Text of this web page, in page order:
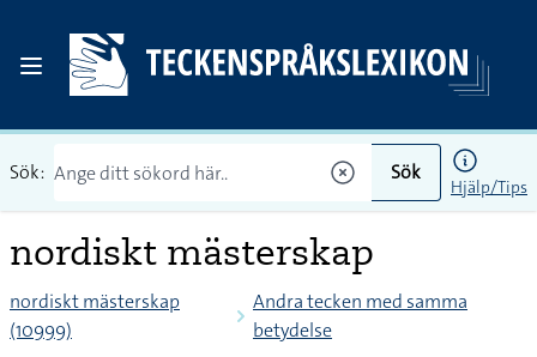
Sök: Sök
Hjälp/Tips
nordiskt mästerskap
nordiskt mästerskap
(10999)
Andra tecken med samma
betydelse